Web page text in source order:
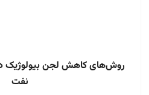
روش‌های کاهش لجن بیولوژیک
نفت